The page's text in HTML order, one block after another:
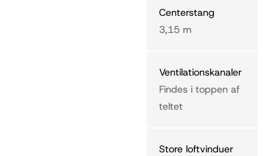
Centerstang
3,15 m
Ventilationskanaler
Findes i toppen af
teltet
Store loftvinduer